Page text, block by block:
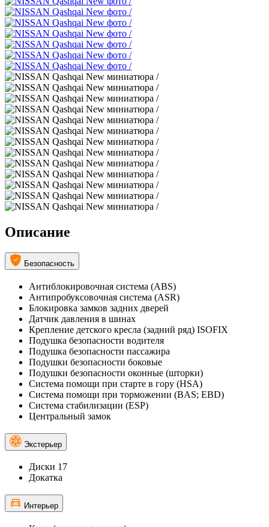
Описание
Безопасность
Антиблокировочная система (ABS)
Антипробуксовочная система (ASR)
Блокировка замков задних дверей
Датчик давления в шинах
Крепление детского кресла (задний ряд) ISOFIX
Подушка безопасности водителя
Подушка безопасности пассажира
Подушки безопасности боковые
Подушки безопасности оконные (шторки)
Система помощи при старте в гору (HSA)
Система помощи при торможении (BAS; EBD)
Система стабилизации (ESP)
Центральный замок
Экстерьер
Диски 17
Докатка
Интерьер